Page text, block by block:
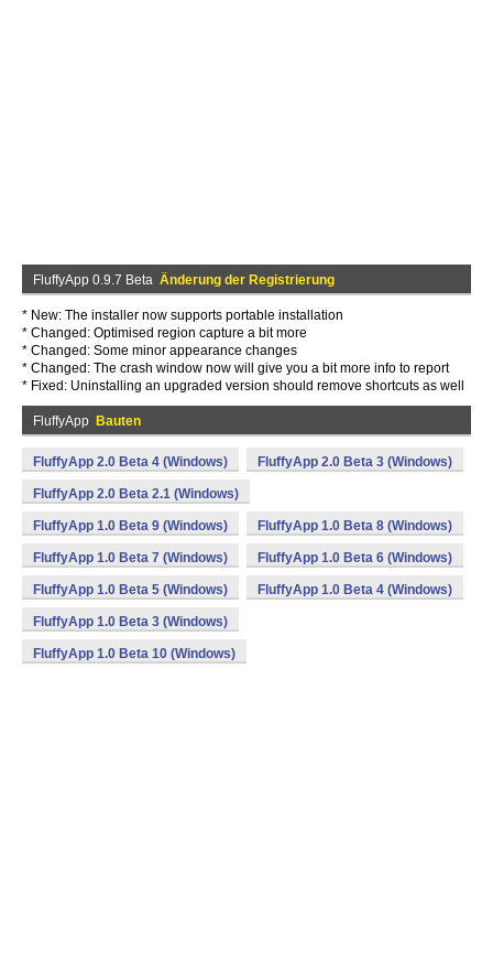
FluffyApp 0.9.7 Beta Änderung der Registrierung
* New: The installer now supports portable installation
* Changed: Optimised region capture a bit more
* Changed: Some minor appearance changes
* Changed: The crash window now will give you a bit more info to report
* Fixed: Uninstalling an upgraded version should remove shortcuts as well
FluffyApp Bauten
FluffyApp 2.0 Beta 4 (Windows) FluffyApp 2.0 Beta 3 (Windows)
FluffyApp 2.0 Beta 2.1 (Windows)
FluffyApp 1.0 Beta 9 (Windows) FluffyApp 1.0 Beta 8 (Windows)
FluffyApp 1.0 Beta 7 (Windows) FluffyApp 1.0 Beta 6 (Windows)
FluffyApp 1.0 Beta 5 (Windows) FluffyApp 1.0 Beta 4 (Windows)
FluffyApp 1.0 Beta 3 (Windows)
FluffyApp 1.0 Beta 10 (Windows)